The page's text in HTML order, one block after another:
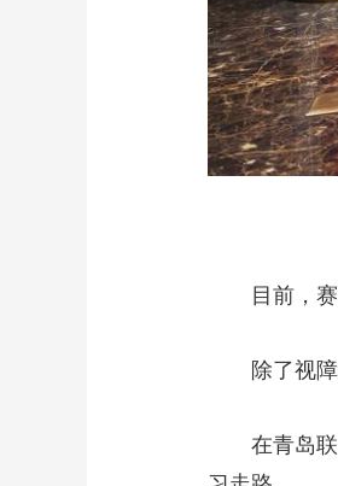
目前，赛飞
除了视障人
在青岛联康